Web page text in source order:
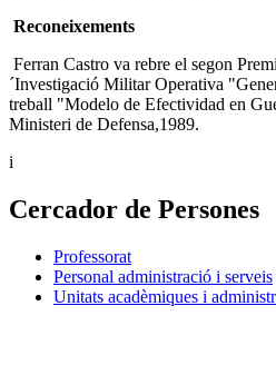
Reconeixements
Ferran Castro va rebre el segon
´Investigació Militar Operativa
treball "Modelo de Efectividad en
Ministeri de Defensa,1989.
i
Cercador de Persones
Professorat
Personal administració i serveis
Unitats acadèmiques i